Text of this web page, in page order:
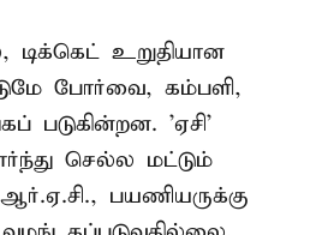
டிக்கெட் உறுதியான
போர்வை, கம்பளி,
'ஏசி'
செல்ல மட்டும்
பயணியருக்கு